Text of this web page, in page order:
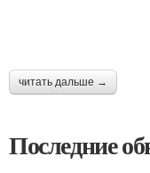
читать дальше →
Последние